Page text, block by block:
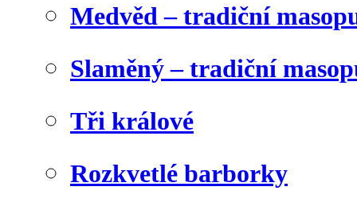
Medvěd – tradiční
Slaměný – tradiční
Tři králové
Rozkvetlé barborky